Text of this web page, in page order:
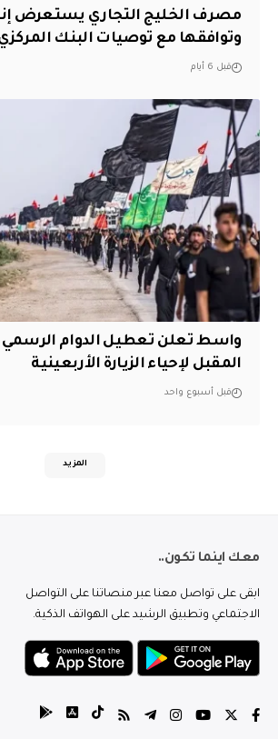
مصرف الخليج التجاري يستعرض
وتوافقها مع توصيات البنك
قبل 6 أيام
واسط تعلن تعطيل الدوام الرسمي
المقبل لإحياء الزيارة الأربعينية
قبل أسبوع واحد
المزيد
معك اينما تكون..
ابقى على تواصل معنا عبر منصاتنا على التواصل
الاجتماعي وتطبيق الرشيد على الهواتف الذكية.